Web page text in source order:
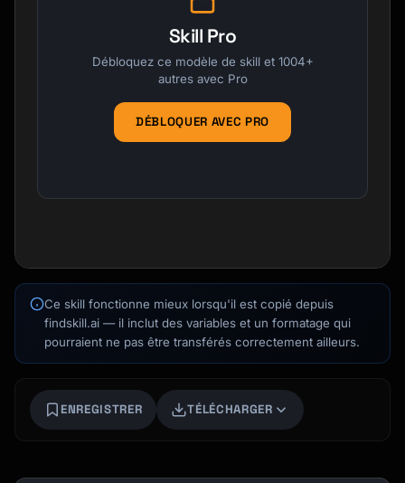
Skill Pro
Débloquez ce modèle de skill et 1004+
autres avec Pro
DÉBLOQUER AVEC PRO
Ce skill fonctionne mieux lorsqu'il est copié depuis
findskill.ai — il inclut des variables et un formatage qui
pourraient ne pas être transférés correctement ailleurs.
ENREGISTRER TÉLÉCHARGER